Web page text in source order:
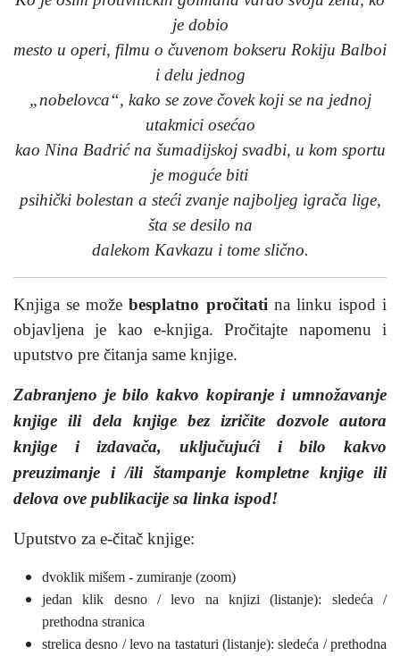
je dobio
mesto u operi, filmu o čuvenom bokseru Rokiju Balboi
i delu jednog
„nobelovca“, kako se zove čovek koji se na jednoj
utakmici osećao
kao Nina Badrić na šumadijskoj svadbi, u kom sportu
je moguće biti
psihički bolestan a steći zvanje najboljeg igrača lige,
šta se desilo na
dalekom Kavkazu i tome slično.
Knjiga se možebesplatno pročitati na linku ispod i
objavljena je kao e-knjiga. Pročitajte napomenu i
uputstvo pre čitanja same knjige.
Zabranjeno je bilo kakvo kopiranje i umnožavanje
knjige ili dela knjige bez izričite dozvole autora
knjige i izdavača, uključujući i bilo kakvo
preuzimanje i /ili štampanje kompletne knjige ili
delova ove publikacije sa linka ispod!
Uputstvo za e-čitač knjige:
dvoklik mišem - zumiranje (zoom)
jedan klik desno / levo na knjizi (listanje): sledeća /
prethodna stranica
strelica desno / levo na tastaturi (listanje): sledeća / prethodna